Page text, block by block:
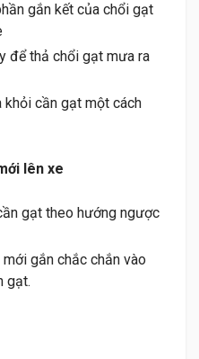
gắn kết của chổi gạt
để thả chổi gạt mưa ra
cần gạt một cách
lên xe
gạt theo hướng ngược
gắn chắc chắn vào
gạt.